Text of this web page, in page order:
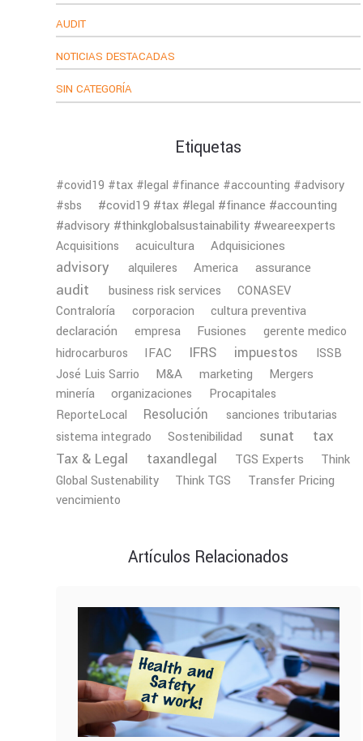
AUDIT
NOTICIAS DESTACADAS
SIN CATEGORÍA
Etiquetas
#covid19 #tax #legal #finance #accounting #advisory
#sbs
#covid19 #tax #legal #finance #accounting
#advisory #thinkglobalsustainability #weareexperts
Acquisitions acuicultura Adquisiciones
advisory alquileres America assurance
audit business risk services
CONASEV
Contraloría
corporacion cultura preventiva
declaración empresa Fusiones
gerente medico
hidrocarburos
IFAC IFRS impuestos
ISSB
José Luis Sarrio
M&A marketing Mergers
minería organizaciones
Procapitales
ReporteLocal
Resolución
sanciones tributarias
sistema integrado
Sostenibilidad sunat
tax
Tax & Legal
taxandlegal TGS Experts
Think
Global Sustenability
Think TGS Transfer Pricing
vencimiento
Artículos Relacionados